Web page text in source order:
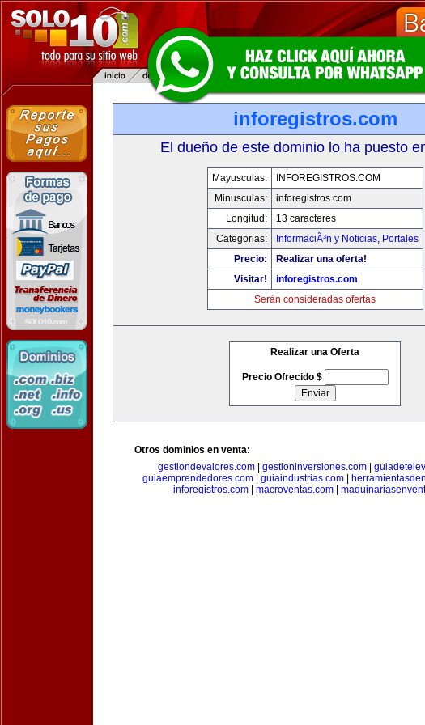
inforegistros.com
El dueño de este dominio lo ha puesto
Mayusculas:
INFOREGISTROS.COM
Minusculas:
inforegistros.com
Longitud:
13 caracteres
Categorias:
InformaciÃ³n y Noticias, Portales
Precio:
Realizar una oferta!
Visitar!
inforegistros.com
Serán consideradas ofertas
Realizar una Oferta
Precio Ofrecido $
Otros dominios en venta:
gestiondevalores.com| gestioninversiones.com|
guiaemprendedores.com
guiaindustrias.com
inforegistros.com| macroventas.com|